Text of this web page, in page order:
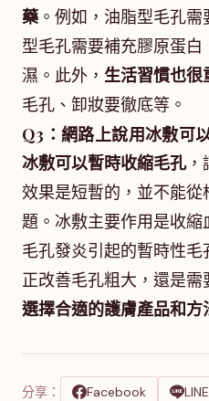
藥 。例如，油脂型毛孔
型毛孔需要補充膠原蛋
濕。此外， 生活習慣也很
毛孔、卸妝要徹底等。
Q3：網路上說用冰敷可
冰敷可以暫時收縮毛孔，
效果是短暫的，並不能
題。冰敷主要作用是收
毛孔發炎引起的暫時性
正改善毛孔粗大，還是需
選擇合適的護膚產品和
分享： Facebook LINE